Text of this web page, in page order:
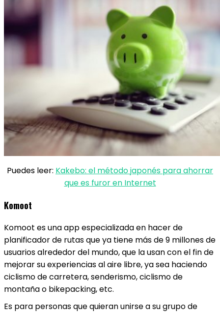
Puedes leer: Kakebo: el método japonés para ahorrar
que es furor en Internet
Komoot
Komoot es una app especializada en hacer de
planificador de rutas que ya tiene más de 9 millones de
usuarios alrededor del mundo, que la usan con el fin de
mejorar su experiencias al aire libre, ya sea haciendo
ciclismo de carretera, senderismo, ciclismo de
montaña o bikepacking, etc.
Es para personas que quieran unirse a su grupo de